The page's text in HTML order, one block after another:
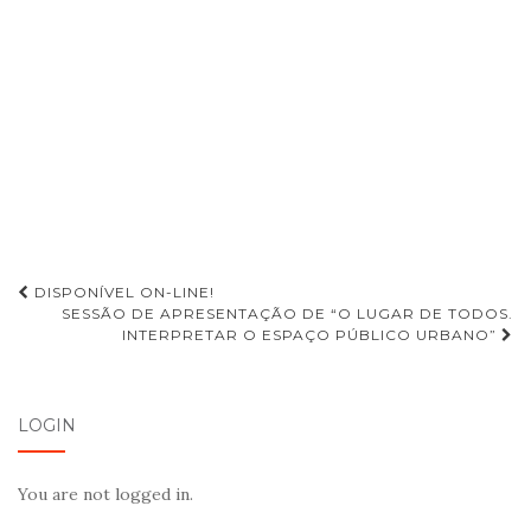
Navegação de Post
DISPONÍVEL ON-LINE!
SESSÃO DE APRESENTAÇÃO DE “O LUGAR DE TODOS.
INTERPRETAR O ESPAÇO PÚBLICO URBANO”
LOGIN
You are not logged in.